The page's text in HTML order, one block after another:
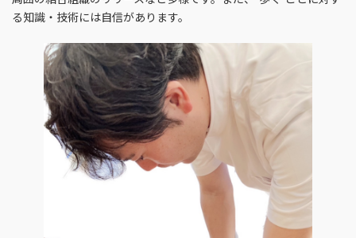
る知識・技術には自信があります。